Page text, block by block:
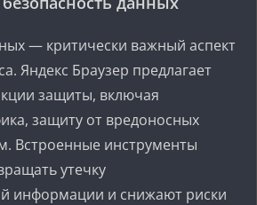
— критически важный аспект
Яндекс Браузер предлагает
защиты, включая
защиту от вредоносных
Встроенные инструменты
утечку
информации и снижают риски